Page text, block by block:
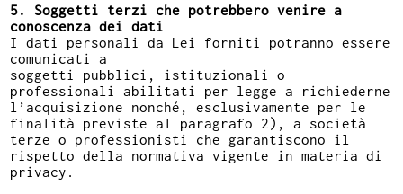
5. Soggetti terzi che potrebbero venire a
conoscenza dei dati
I dati personali da Lei forniti potranno essere
comunicati a
soggetti pubblici, istituzionali o
professionali abilitati per legge a richiederne
l’acquisizione nonché, esclusivamente per le
finalità previste al paragrafo 2), a società
terze o professionisti che garantiscono il
rispetto della normativa vigente in materia di
privacy.